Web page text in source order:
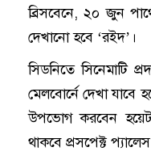
ব্রিসবেনে, ২০ জুন
দেখানো হবে ‘রইদ’।
সিডনিতে সিনেমাটি
মেলবোর্নে দেখা যাবে
উপভোগ করবেন হয়েটস
থাকবে প্রসপেক্ট